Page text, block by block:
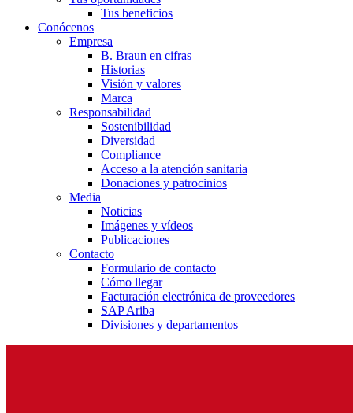
Tus beneficios
Conócenos
Empresa
B. Braun en cifras
Historias
Visión y valores
Marca
Responsabilidad
Sostenibilidad
Diversidad
Compliance
Acceso a la atención sanitaria
Donaciones y patrocinios
Media
Noticias
Imágenes y vídeos
Publicaciones
Contacto
Formulario de contacto
Cómo llegar
Facturación electrónica de proveedores
SAP Ariba
Divisiones y departamentos